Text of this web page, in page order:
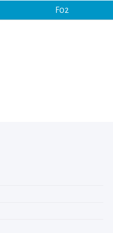
F02